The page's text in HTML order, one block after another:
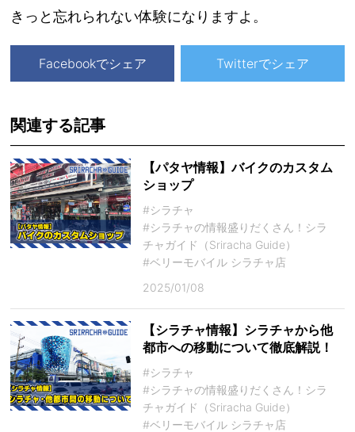
きっと忘れられない体験になりますよ。
Facebookでシェア Twitterでシェア
関連する記事
【パタヤ情報】バイクのカスタム
ショップ
#シラチャ
#シラチャの情報盛りだくさん！シラ
チャガイド（Sriracha Guide）
#ベリーモバイル シラチャ店
2025/01/08
【シラチャ情報】シラチャから他
都市への移動について徹底解説！
#シラチャ
#シラチャの情報盛りだくさん！シラ
チャガイド（Sriracha Guide）
#ベリーモバイル シラチャ店